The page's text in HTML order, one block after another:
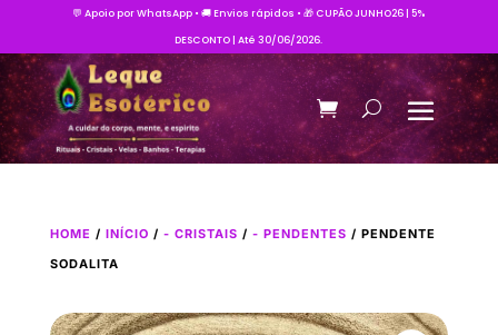
💬 Apoio por WhatsApp • 🚚 Envios rápidos • 🎁 CUPÃO JUNHO26 | 5%
DESCONTO | Até 30/06/2026.
HOME / INÍCIO / - CRISTAIS / - PENDENTES / PENDENTE
SODALITA